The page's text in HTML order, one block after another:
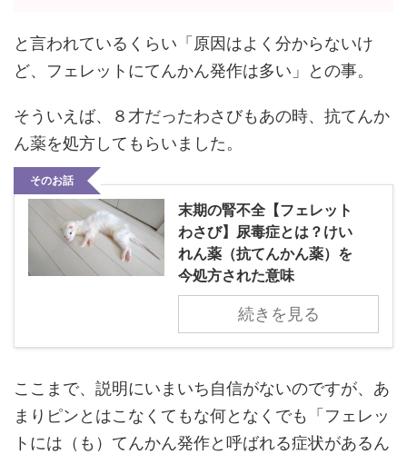
と言われているくらい「原因はよく分からないけ
ど、フェレットにてんかん発作は多い」との事。
そういえば、８才だったわさびもあの時、抗てんか
ん薬を処方してもらいました。
そのお話
末期の腎不全【フェレット
わさび】尿毒症とは？けい
れん薬（抗てんかん薬）を
今処方された意味
続きを見る
ここまで、説明にいまいち自信がないのですが、あ
まりピンとはこなくてもな何となくでも「フェレッ
トには（も）てんかん発作と呼ばれる症状があるん